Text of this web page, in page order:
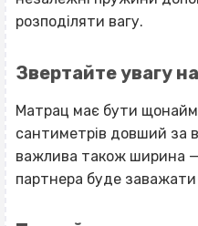
розподіляти вагу.
Звертайте увагу
Матрац має бути
сантиметрів довший за
важлива також ширина —
партнера буде